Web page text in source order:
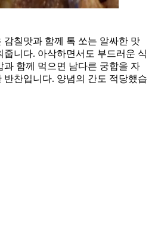
감칠맛과 함께 톡 쏘는 알싸한 맛
니다. 아삭하면서도 부드러운 식
과 함께 먹으면 남다른 궁합을 자
반찬입니다. 양념의 간도 적당했습